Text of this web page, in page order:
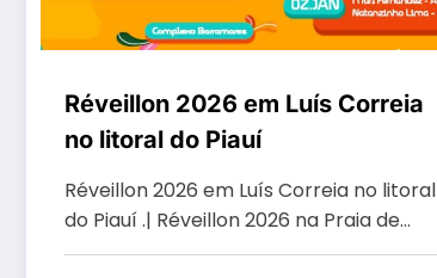
Réveillon 2026 em Luís Correia
no litoral do Piauí
Réveillon 2026 em Luís Correia no litoral
do Piauí .| Réveillon 2026 na Praia de…